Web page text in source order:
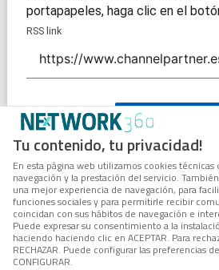
Tu contenido, tu privacidad!
En esta página web utilizamos cookies técnicas
navegación y la prestación del servicio.
una mejor experiencia de navegación, para
funciones sociales y para permitirle recibir
coincidan con sus hábitos de navegación e
Puede expresar su consentimiento a la
haciendo haciendo clic en ACEPTAR. Para
RECHAZAR. Puede configurar las preferencias
CONFIGURAR.
portapapeles, haga clic en el
RSS link
COPIAR